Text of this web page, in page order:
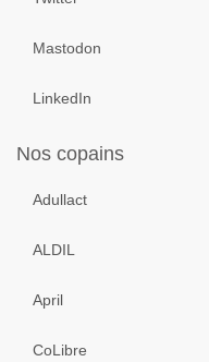
Mastodon
LinkedIn
Nos copains
Adullact
ALDIL
April
CoLibre